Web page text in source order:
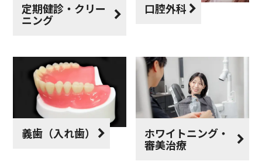
定期健診・クリー
ニング
口腔外科
義歯（入れ歯） ホワイトニング・
審美治療